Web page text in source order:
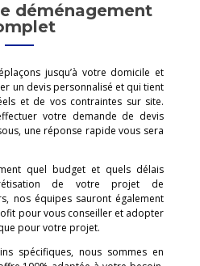
déménagement
jusqu’à votre domicile et
un devis personnalisé et qui tient
et de vos contraintes sur site.
votre demande de devis
une réponse rapide vous sera
quel budget et quels délais
de votre projet de
nos équipes sauront également
pour vous conseiller et adopter
pour votre projet.
spécifiques, nous sommes en